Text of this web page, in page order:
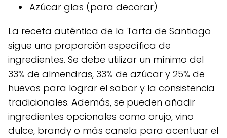
Azúcar glas (para decorar)
La receta auténtica de la Tarta de Santiago
sigue una proporción específica de
ingredientes. Se debe utilizar un mínimo del
33% de almendras, 33% de azúcar y 25% de
huevos para lograr el sabor y la consistencia
tradicionales. Además, se pueden añadir
ingredientes opcionales como orujo, vino
dulce, brandy o más canela para acentuar el